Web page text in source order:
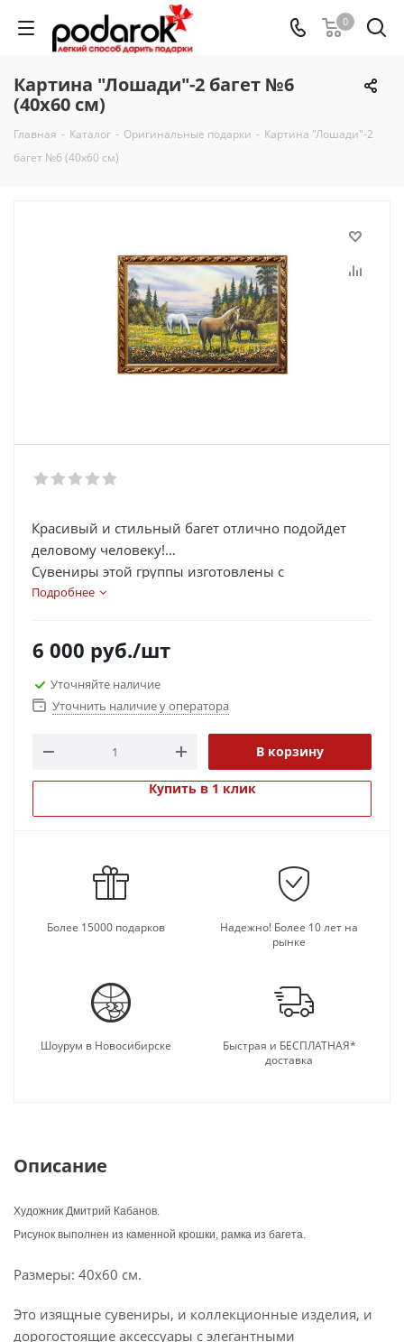
0
Картина "Лошади"-2 багет №6
(40х60 см)
Главная - Каталог - Оригинальные подарки - Картина "Лошади"-2
багет №6 (40х60 см)
Красивый и стильный багет отлично подойдет
деловому человеку!
Сувениры этой группы изготовлены с
применением натуральных дорогих камней и
Природная каменная крошка– это удивительный
отделочный материал, сочетающий достоинства
натурального камня с легкостью и многообразием
мелкие осколки природного камня и бывает
различных видов, цветов и оттенков.
Подробнее
6 000 руб./шт
Уточняйте наличие
Уточнить наличие у оператора
В корзину
Купить в 1 клик
Более 15000 подарков
Надежно! Более 10 лет на
рынке
Шоурум в Новосибирске
Быстрая и БЕСПЛАТНАЯ*
доставка
Описание
Художник Дмитрий Кабанов.
Рисунок выполнен из каменной крошки, рамка из багета.
Размеры: 40х60 см.
Это изящные сувениры, и коллекционные изделия, и
дорогостоящие аксессуары с элегантными